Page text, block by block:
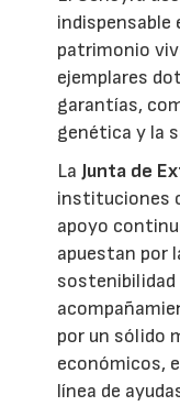
indispensable
patrimonio
ejemplares
garantías,
genética y la
La Junta de
instituciones
apoyo
apuestan por
sostenibilidad
por un sólido
económicos,
línea de